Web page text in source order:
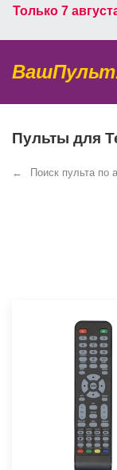
Только 7
Пульты для
Поиск пульта по